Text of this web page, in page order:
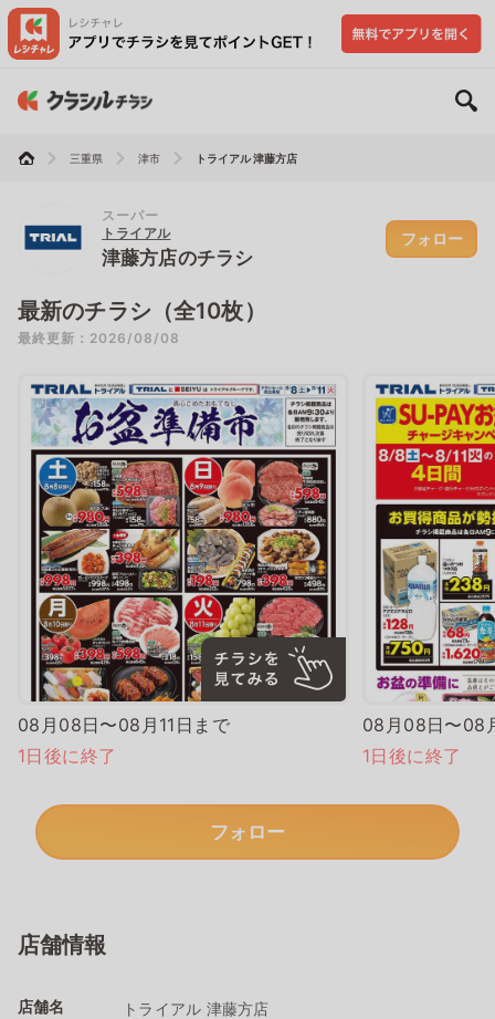
三重県 津市 トライアル 津藤方店
スーパー
トライアル
津藤方店のチラシ
フォロー
最新のチラシ（全10枚）
最終更新：2026/08/08
08月08日〜08月11日まで
1日後に終了
08月08日〜08
1日後に終了
フォロー
店舗情報
店舗名 トライアル 津藤方店